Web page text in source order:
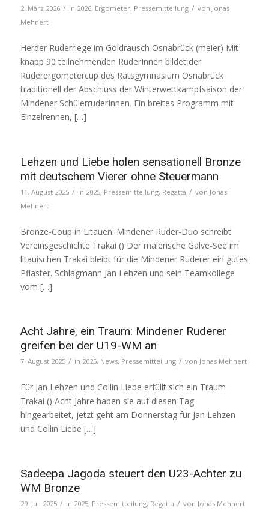
2. März 2026 / in 2026, Ergometer, Pressemitteilung / von Jonas
Mehnert
Herder Ruderriege im Goldrausch Osnabrück (meier) Mit
knapp 90 teilnehmenden RuderInnen bildet der
Ruderergometercup des Ratsgymnasium Osnabrück
traditionell der Abschluss der Winterwettkampfsaison der
Mindener SchülerruderInnen. Ein breites Programm mit
Einzelrennen, […]
Lehzen und Liebe holen sensationell Bronze
mit deutschem Vierer ohne Steuermann
11. August 2025 / in 2025, Pressemitteilung, Regatta / von Jonas
Mehnert
Bronze-Coup in Litauen: Mindener Ruder-Duo schreibt
Vereinsgeschichte Trakai () Der malerische Galve-See im
litauischen Trakai bleibt für die Mindener Ruderer ein gutes
Pflaster. Schlagmann Jan Lehzen und sein Teamkollege
vom […]
Acht Jahre, ein Traum: Mindener Ruderer
greifen bei der U19-WM an
7. August 2025 / in 2025, News, Pressemitteilung / von Jonas Mehnert
Für Jan Lehzen und Collin Liebe erfüllt sich ein Traum
Trakai () Acht Jahre haben sie auf diesen Tag
hingearbeitet, jetzt geht am Donnerstag für Jan Lehzen
und Collin Liebe […]
Sadeepa Jagoda steuert den U23-Achter zu
WM Bronze
29. Juli 2025 / in 2025, Pressemitteilung, Regatta / von Jonas Mehnert